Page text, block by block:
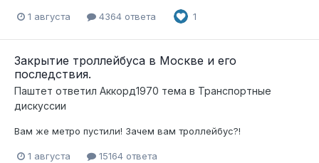
1 августа 4364 ответа 1
Закрытие троллейбуса в Москве и его
последствия.
Паштет ответил Аккорд1970 тема в Транспортные
дискуссии
Вам же метро пустили! Зачем вам троллейбус?!
1 августа 15164 ответа